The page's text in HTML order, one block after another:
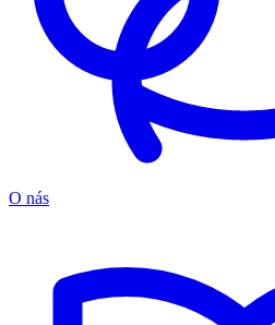
O nás